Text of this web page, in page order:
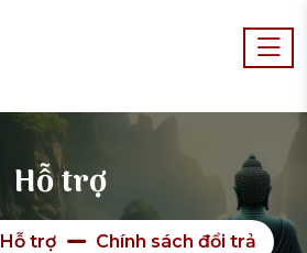
Hỗ trợ
Hỗ trợ Chính sách đổi trả